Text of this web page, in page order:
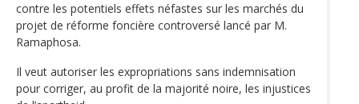
contre les potentiels effets néfastes sur les marchés du
projet de réforme foncière controversé lancé par M.
Ramaphosa.
Il veut autoriser les expropriations sans indemnisation
pour corriger, au profit de la majorité noire, les injustices